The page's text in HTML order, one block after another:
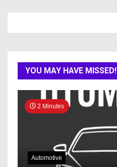
YOU MAY HAVE MISSED!
2 Minutes
Automotive